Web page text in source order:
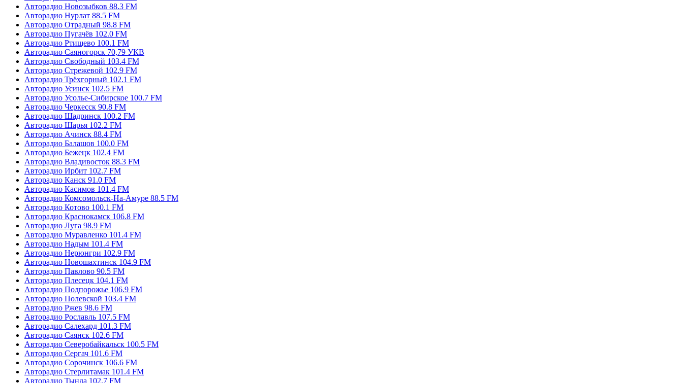
Авторадио Новозыбков 88.3 FM
Авторадио Нурлат 88.5 FM
Авторадио Отрадный 98.8 FM
Авторадио Пугачёв 102.0 FM
Авторадио Ртищево 100.1 FM
Авторадио Саяногорск 70,79 УКВ
Авторадио Свободный 103.4 FM
Авторадио Стрежевой 102.9 FM
Авторадио Трёхгорный 102.1 FM
Авторадио Усинск 102.5 FM
Авторадио Усолье-Сибирское 100.7 FM
Авторадио Черкесск 90.8 FM
Авторадио Шадринск 100.2 FM
Авторадио Шарья 102.2 FM
Авторадио Ачинск 88.4 FM
Авторадио Балашов 100.0 FM
Авторадио Бежецк 102.4 FM
Авторадио Владивосток 88.3 FM
Авторадио Ирбит 102.7 FM
Авторадио Канск 91.0 FM
Авторадио Касимов 101.4 FM
Авторадио Комсомольск-На-Амуре 88.5 FM
Авторадио Котово 100.1 FM
Авторадио Краснокамск 106.8 FM
Авторадио Луга 98.9 FM
Авторадио Муравленко 101.4 FM
Авторадио Надым 101.4 FM
Авторадио Нерюнгри 102.9 FM
Авторадио Новошахтинск 104.9 FM
Авторадио Павлово 90.5 FM
Авторадио Плесецк 104.1 FM
Авторадио Подпорожье 106.9 FM
Авторадио Полевской 103.4 FM
Авторадио Ржев 98.6 FM
Авторадио Рославль 107.5 FM
Авторадио Салехард 101.3 FM
Авторадио Саянск 102.6 FM
Авторадио Северобайкальск 100.5 FM
Авторадио Сергач 101.6 FM
Авторадио Сорочинск 106.6 FM
Авторадио Стерлитамак 101.4 FM
Авторадио Тында 102.7 FM